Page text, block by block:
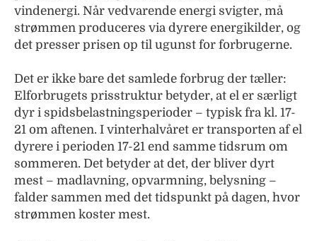
vindenergi. Når vedvarende energi svigter, må
strømmen produceres via dyrere energikilder, og
det presser prisen op til ugunst for forbrugerne.
Det er ikke bare det samlede forbrug der tæller:
Elforbrugets prisstruktur betyder, at el er særligt
dyr i spidsbelastningsperioder – typisk fra kl. 17-
21 om aftenen. I vinterhalvåret er transporten af el
dyrere i perioden 17-21 end samme tidsrum om
sommeren. Det betyder at det, der bliver dyrt
mest – madlavning, opvarmning, belysning –
falder sammen med det tidspunkt på dagen, hvor
strømmen koster mest.